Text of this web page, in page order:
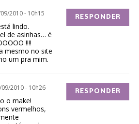
2010 - 10h15
lindo.
de asinhas… é
!!!!
mesmo no site
um pra mim.
RESPONDER
09/2010 - 10h26
o make!
vermelhos,
RESPONDER